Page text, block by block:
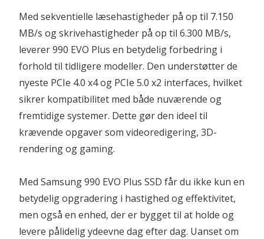
Med sekventielle læsehastigheder på op til 7.150
MB/s og skrivehastigheder på op til 6.300 MB/s,
leverer 990 EVO Plus en betydelig forbedring i
forhold til tidligere modeller. Den understøtter de
nyeste PCIe 4.0 x4 og PCIe 5.0 x2 interfaces, hvilket
sikrer kompatibilitet med både nuværende og
fremtidige systemer. Dette gør den ideel til
krævende opgaver som videoredigering, 3D-
rendering og gaming.
Med Samsung 990 EVO Plus SSD får du ikke kun en
betydelig opgradering i hastighed og effektivitet,
men også en enhed, der er bygget til at holde og
levere pålidelig ydeevne dag efter dag. Uanset om